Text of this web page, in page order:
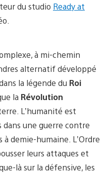
du studio Ready at
à mi-chemin
alternatif développé
la légende du Roi
la Révolution
L’humanité est
dans une guerre contre
demie-humaine. L’Ordre
leurs attaques et
là sur la défensive, les